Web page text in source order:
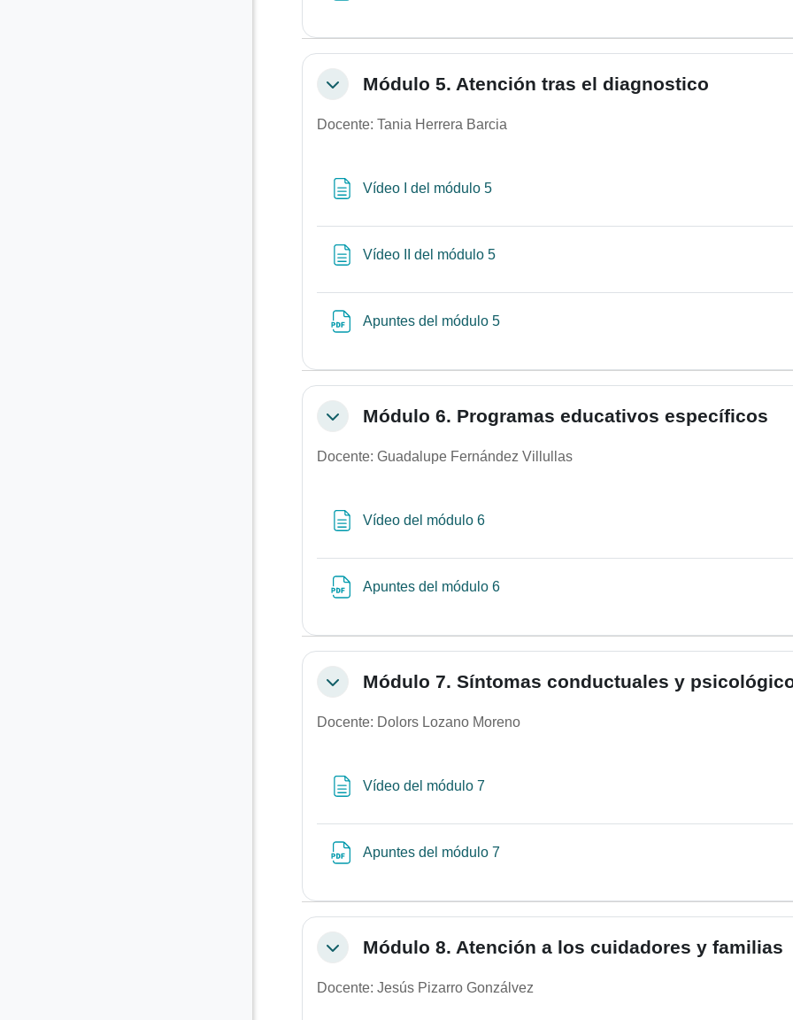
ColapsarMódulo 5. Atención tras el diagnostico
Docente: Tania Herrera Barcia
Vídeo I del módulo 5Página
Vídeo II del módulo 5Página
Apuntes del módulo 5
ColapsarMódulo 6. Programas educativos específicos
Docente: Guadalupe Fernández Villullas
Vídeo del módulo 6Página
Apuntes del módulo 6
ColapsarMódulo 7. Síntomas conductuales y
Docente: Dolors Lozano Moreno
Vídeo del módulo 7
Apuntes del módulo 7
ColapsarMódulo 8. Atención a los cuidadores y familias
Docente: Jesús Pizarro Gonzálvez